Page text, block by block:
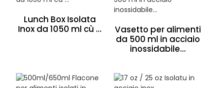
Lunch Box Isolata
Inox da 1050 ml cù ...
Vasetto per alimenti
da 500 ml in acciaio
inossidabile...